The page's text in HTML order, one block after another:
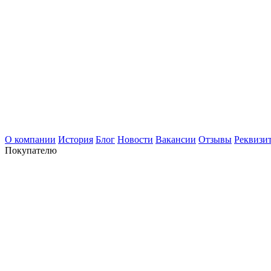
О компании История Блог Новости Вакансии Отзывы
Покупателю